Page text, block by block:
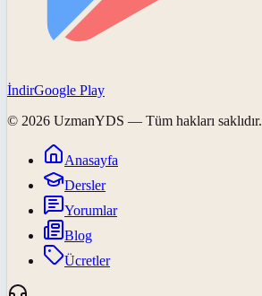
İndirGoogle Play
© 2026 UzmanYDS — Tüm hakları saklıdır.
Anasayfa
Dersler
Yorumlar
Blog
Ücretler